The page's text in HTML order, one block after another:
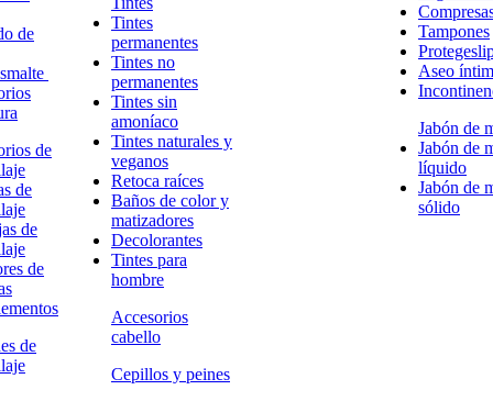
de
de
de
de
de
de
Tintes
permanentes
Tintes no
permanentes
Tintes sin
amoníaco
Tintes naturales y
veganos
Retoca raíces
Baños de color y
matizadores
Decolorantes
Tintes para
hombre
Accesorios
cabello
Cepillos y peines
Tampones
Aseo
Jabón de
Jabón de
líquido
Jabón de
sólido